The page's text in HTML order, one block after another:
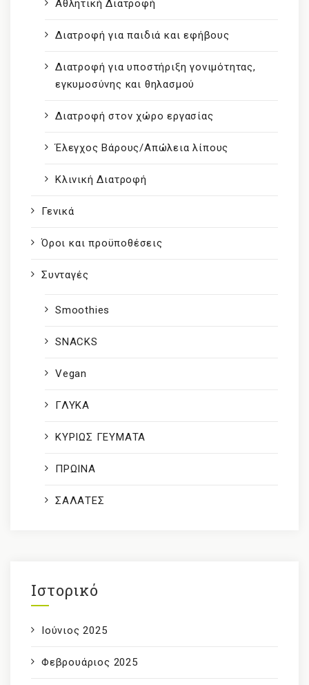
Αθλητική Διατροφή
Διατροφή για παιδιά και εφήβους
Διατροφή για υποστήριξη γονιμότητας,
εγκυμοσύνης και θηλασμού
Διατροφή στον χώρο εργασίας
Έλεγχος Βάρους/Απώλεια λίπους
Κλινική Διατροφή
Γενικά
Όροι και προϋποθέσεις
Συνταγές
Smoothies
SNACKS
Vegan
ΓΛΥΚΑ
ΚΥΡΙΩΣ ΓΕΥΜΑΤΑ
ΠΡΩΙΝΑ
ΣΑΛΑΤΕΣ
Ιστορικό
Ιούνιος 2025
Φεβρουάριος 2025